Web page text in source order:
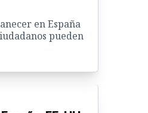
en España
pueden